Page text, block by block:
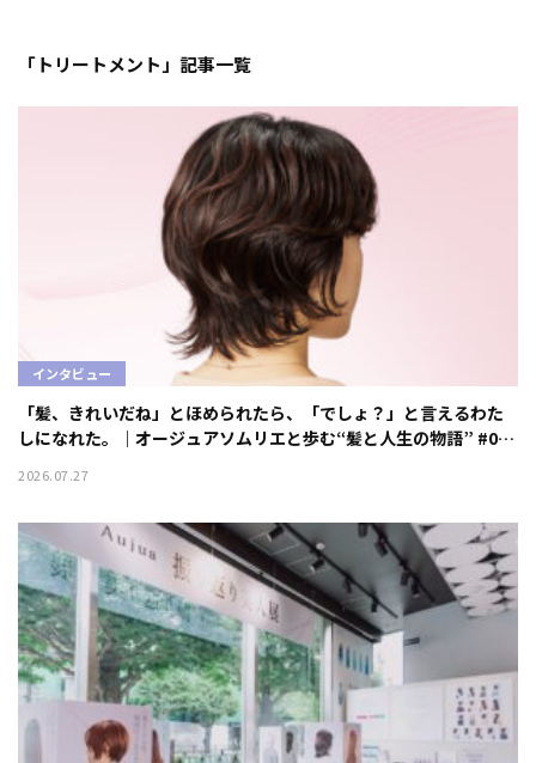
「トリートメント」記事一覧
インタビュー
「髪、きれいだね」とほめられたら、「でしょ？」と言えるわた
しになれた。｜オージュアソムリエと歩む“髪と人生の物語” #01
2026.07.27